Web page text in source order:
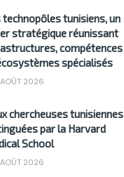
technopôles tunisiens, un
stratégique réunissant
compétences
spécialisés
2026
chercheuses tunisiennes
par la Harvard
School
2026